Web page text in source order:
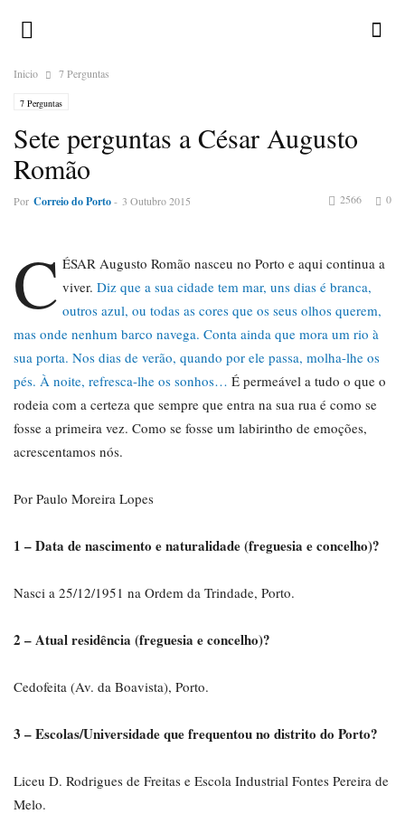
Inicio 7 Perguntas
7 Perguntas
Sete perguntas a César Augusto
Romão
Por Correio do Porto- 3 Outubro 2015 0
2566
C ÉSAR Augusto Romão nasceu no Porto e aqui continua a
viver. Diz que a sua cidade tem mar, uns dias é branca,
outros azul, ou todas as cores que os seus olhos querem,
mas onde nenhum barco navega. Conta ainda que mora um rio à
sua porta. Nos dias de verão, quando por ele passa, molha-lhe os
pés. À noite, refresca-lhe os sonhos… É permeável a tudo o que o
rodeia com a certeza que sempre que entra na sua rua é como se
fosse a primeira vez. Como se fosse um labirintho de emoções,
acrescentamos nós.
Por Paulo Moreira Lopes
1 – Data de nascimento e naturalidade (freguesia e concelho)?
Nasci a 25/12/1951 na Ordem da Trindade, Porto.
2 – Atual residência (freguesia e concelho)?
Cedofeita (Av. da Boavista), Porto.
3 – Escolas/Universidade que frequentou no distrito do Porto?
Liceu D. Rodrigues de Freitas e Escola Industrial Fontes Pereira de
Melo.